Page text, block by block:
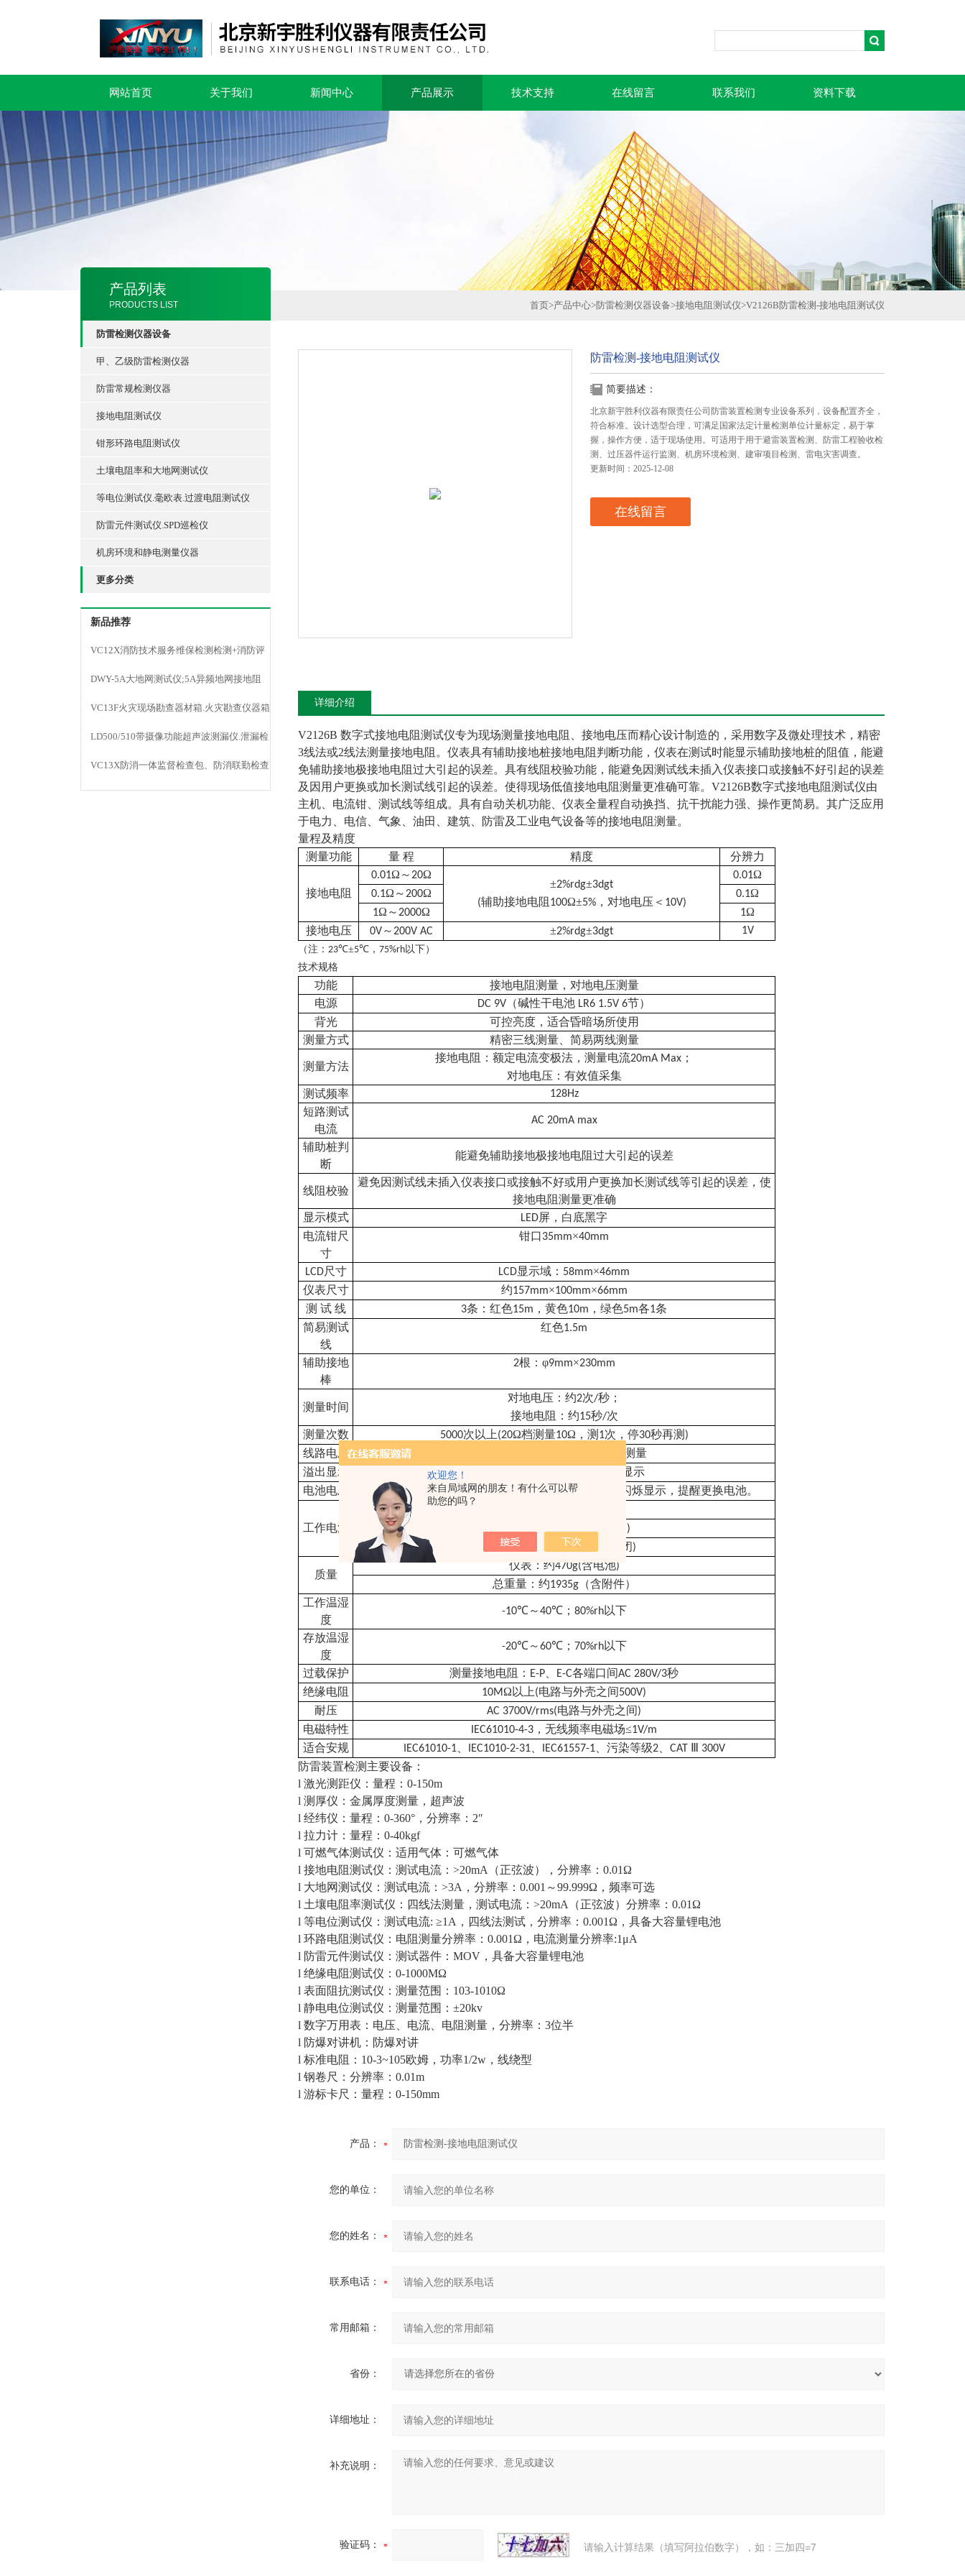
欢迎您！
来自局域网的朋友！有什么可以帮
助您的吗？
网站首页 关于我们 新闻中心 产品展示 技术支持 在线留言 联系我们 资料下载
产品列表
PRODUCTS LIST
防雷检测仪器设备
甲、乙级防雷检测仪器
防雷常规检测仪器
接地电阻测试仪
钳形环路电阻测试仪
土壤电阻率和大地网测试仪
等电位测试仪.毫欧表.过渡电阻测试仪
防雷元件测试仪.SPD巡检仪
机房环境和静电测量仪器
更多分类
新品推荐
VC12X消防技术服务维保检测检测+消防评
估仪器
DWY-5A大地网测试仪;5A异频地网接地阻
抗;防雷检测
VC13F火灾现场勘查器材箱.火灾勘查仪器箱
LD500/510带摄像功能超声波测漏仪.泄漏检
测仪
VC13X防消一体监督检查包、防消联勤检查
器材包
首页>产品中心>防雷检测仪器设备>接地电阻测试仪>V2126B防雷检测-接地电阻测试仪
防雷检测-接地电阻测试仪
简要描述：
北京新宇胜利仪器有限责任公司防雷装置检测专业设备系列，设备配置齐全，
符合标准。设计选型合理，可满足国家法定计量检测单位计量标定，易于掌
握，操作方便，适于现场使用。可适用于用于避雷装置检测、防雷工程验收检
测、过压器件运行监测、机房环境检测、建审项目检测、雷电灾害调查。
更新时间：2025-12-08
在线留言
详细介绍
V2126B 数字式接地电阻测试仪专为现场测量接地电阻、接地电压而精心设计制造的，采用数字及微处理技术，精密
3线法或2线法测量接地电阻。仪表具有辅助接地桩接地电阻判断功能，仪表在测试时能显示辅助接地桩的阻值，能避
免辅助接地极接地电阻过大引起的误差。具有线阻校验功能，能避免因测试线未插入仪表接口或接触不好引起的误差
及因用户更换或加长测试线引起的误差。使得现场低值接地电阻测量更准确可靠。V2126B数字式接地电阻测试仪由
主机、电流钳、测试线等组成。具有自动关机功能、仪表全量程自动换挡、抗干扰能力强、操作更简易。其广泛应用
于电力、电信、气象、油田、建筑、防雷及工业电气设备等的接地电阻测量。
量程及精度
测量功能
量 程 精度 分辨力
接地电阻
0.01Ω～20Ω
±2%rdg±3dgt
(辅助接地电阻 100Ω±5%，对地电压＜ 10V)
0.01Ω
0.1Ω～200Ω 0.1Ω
1Ω～2000Ω 1Ω
接地电压
0V～200V AC ±2%rdg±3dgt 1V
（注： 23℃±5℃， 75%rh以下）
技术规格
功能
接地电阻测量，对地电压测量
电源
DC 9V （碱性干电池 LR6 1.5V 6节）
背光
可控亮度，适合昏暗场所使用
测量方式
精密三线测量、简易两线测量
测量方法
接地电阻：额定电流变极法，测量电流20mA Max ；
对地电压：有效值采集
测试频率
128Hz
短路测试
电流
AC 20mA max
辅助桩判
断
能避免辅助接地极接地电阻过大引起的误差
线阻校验
避免因测试线未插入仪表接口或接触不好或用户更换加长测试线等引起的误差，使
接地电阻测量更准确
显示模式
LED屏，白底黑字
电流钳尺
寸
钳口35mm×40mm
LCD尺寸 LCD显示域： 58mm×46mm
仪表尺寸 约157mm×100mm×66mm
测 试 线 3条：红色15m ，黄色10m ，绿色5m各1条
简易测试
线
红色1.5m
辅助接地
棒
2根：φ9mm×230mm
测量时间
对地电压：约2次/秒；
接地电阻：约15秒/次
测量次数
5000次以上(20Ω档测量10Ω，测 1次，停30秒再测 )
线路电压
以下测量
溢出显示
"符号显示
电池电压
当电池电压降到约7.2V时，电池电压低符号“ "闪烁显示，提醒更换电池。
工作电流 )
测量： 200mA Max( 背光关闭)
质量
仪表：约470g(含电池)
总重量：约1935g（含附件）
工作温湿
度
-10℃～40℃； 80%rh以下
存放温湿
度
-20℃～60℃； 70%rh以下
过载保护 测量接地电阻： E-P E-C各端口间AC 280V/3秒
绝缘电阻
10MΩ以上(电路与外壳之间500V)
耐压 AC 3700V/rms(电路与外壳之间)
电磁特性 IEC61010-4-3 ，无线频率电磁场≤1V/m
适合安规 IEC61010-1 IEC1010-2-31 IEC61557-1 、污染等级2、 CAT 300V
防雷装置检测主要设备：
l 激光测距仪：量程：0-150m
l 测厚仪：金属厚度测量，超声波
l 经纬仪：量程：0-360°，分辨率：2″
l 拉力计：量程：0-40kgf
l 可燃气体测试仪：适用气体：可燃气体
l 接地电阻测试仪：测试电流：>20mA（正弦波），分辨率：0.01Ω
l 大地网测试仪：测试电流：>3A，分辨率：0.001～99.999Ω，频率可选
l 土壤电阻率测试仪：四线法测量，测试电流：>20mA（正弦波）分辨率：0.01Ω
l 等电位测试仪：测试电流: ≥1A，四线法测试，分辨率：0.001Ω，具备大容量锂电池
l 环路电阻测试仪：电阻测量分辨率：0.001Ω，电流测量分辨率:1μA
l 防雷元件测试仪：测试器件：MOV，具备大容量锂电池
l 绝缘电阻测试仪：0-1000MΩ
l 表面阻抗测试仪：测量范围：103-1010Ω
l 静电电位测试仪：测量范围：±20kv
l 数字万用表：电压、电流、电阻测量，分辨率：3位半
l 防爆对讲机：防爆对讲
l 标准电阻：10-3~105欧姆，功率1/2w，线绕型
l 钢卷尺：分辨率：0.01m
l 游标卡尺：量程：0-150mm
产品：
您的单位：
您的姓名：
联系电话：
常用邮箱：
省份：
详细地址：
补充说明：
验证码： 请输入计算结果（填写阿拉伯数字），如：三加四=7